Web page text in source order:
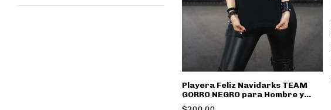
Playera Feliz Navidarks TEAM
GORRO NEGRO para Hombre y
Mujer She No More Oficial